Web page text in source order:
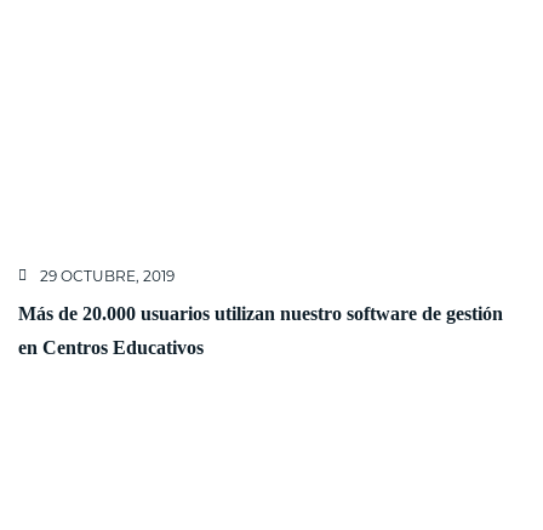
29 OCTUBRE, 2019
Más de 20.000 usuarios utilizan nuestro software de gestión
en Centros Educativos